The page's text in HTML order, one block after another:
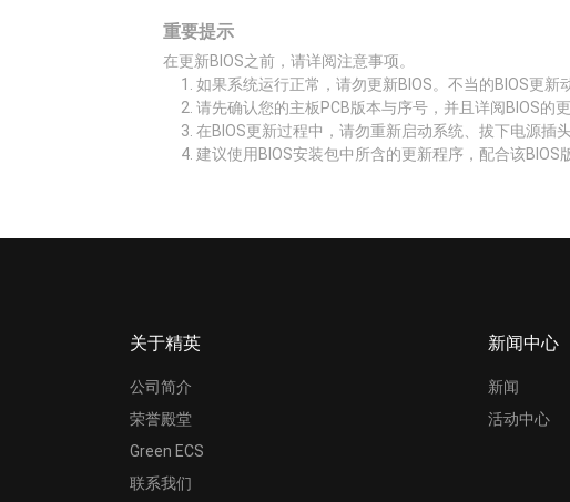
重要提示
在更新BIOS之前，请详阅注意事项。
如果系统运行正常，请勿更新BIOS。不当的BIOS更新
请先确认您的主板PCB版本与序号，并且详阅BIOS的
在BIOS更新过程中，请勿重新启动系统、拔下电源插
建议使用BIOS安装包中所含的更新程序，配合该BIOS
关于精英
公司简介
荣誉殿堂
Green ECS
联系我们
新闻中心
新闻
活动中心